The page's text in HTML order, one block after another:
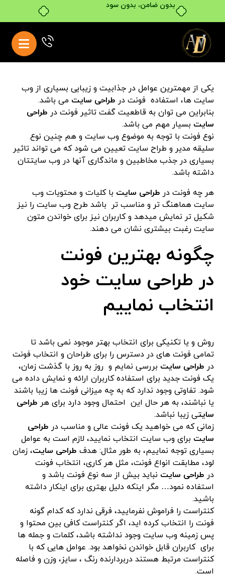
بدون ضامن، بدون سود
یکی از مهمترین عوامل در جذابیت و زیبایی بسیاری از وب
سایت ها، استفاده فونت در طراحی سایت می باشد.
بنابراین می توان به قاطعیت گفت تاثیر فونت در طراحی
سایت بسیار مهم می باشد.
نوع فونت با توجه به موضوع وب سایت و هم چنین نوع
سلیقه مدیر و طراح سایت تعیین می شود که می تواند تاثیر
بسیاری در جذب مخاطبین و ماندگاری آنها در وب سایتتان
داشته باشد.
هر چه فونت در طراحی سایت با کلیات و محتویات وب
سایت هماهنگ تر و مناسب تر باشد طرح وب سایت را نیز
شکیل تر نمایش میدهد و کاربران نیز برای خواندن متون
سایت رغبت بیشتری نشان می دهند.
چگونه بهترین فونت
در طراحی سایت خود
انتخاب نماییم
روش و یا تکنیکی برای انتخاب بهتر موجود نمی باشد تا
تمامی فونت های در دسترس را برای طراحان و انتخاب فونت
در طراحی سایت بررسی نمایم و روز به روز با گذشت زمان،
یک فونت جدید برای استفاده کاربران ارائه و نمایش داده می
شود. تفاوتی وجود ندارد که به چه میزانی فونت ها زیبا باشند
یا نباشند، به هر حال این احتمال وجود دارد برای هر طراحی
سایتی زیبا نباشد.
زمانی که می خواهید یک فونت عالی و مناسب در طراحی
سایت برای وب سایت انتخاب نمایید، لازم است به عوامل
بسیاری توجه نماییم، به طور مثال: هدف طراحی سایت، زمان
لود، مطابقت انواع فونت، مثل هر کاری، انتخاب فونت
در طراحی سایت نباید بیش از سه نوع فونت باشد و
استفاده نمود… مگر اینکه دلیل بهتری برای اینکار داشته
باشید.
کنتراست را فراموش نفرمایید، فرقی ندارد که کدام گونه
فونت را انتخاب کرده اید، اگر کنتراست کافی بین محتوا و
پس زمینه وب سایت وجود نداشته باشد، کلمات و جمله ها
برای کاربران قابل خواندن نخواهد بود. عوامل هایی که با
کنتراست مرتبط هستند دربردارنده رنگ ، سایز، وزن و فاصله
است.